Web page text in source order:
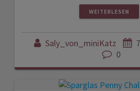
WEITERLESEN
Saly_von_miniKatz
0